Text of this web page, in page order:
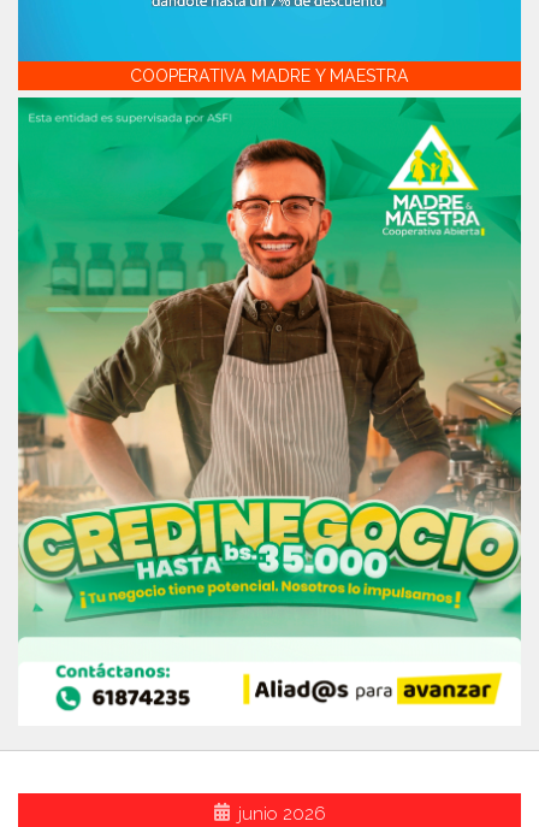
COOPERATIVA MADRE Y MAESTRA
junio 2026